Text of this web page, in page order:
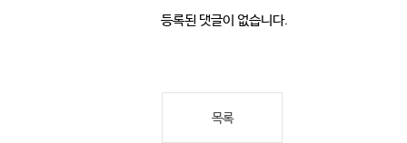
등록된 댓글이 없습니다.
목록